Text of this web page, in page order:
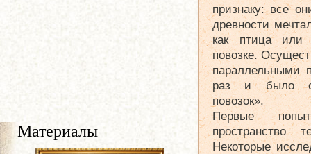
Материалы
признаку: все
древности
как птица или
повозке.
параллельными
раз и было
повозок».
Первые
пространство
Некоторые